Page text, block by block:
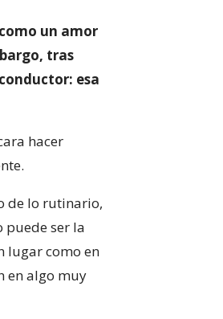
un amor
tras
esa
hacer
de lo rutinario,
puede ser la
lugar como en
en algo muy